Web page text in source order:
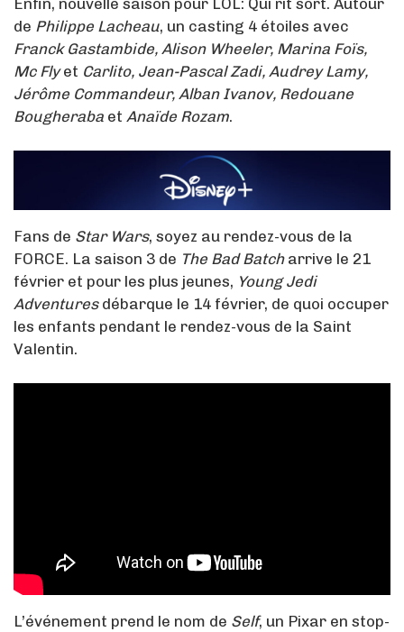
de Philippe Lacheau, un casting 4 étoiles avec
Franck Gastambide, Alison Wheeler, Marina Foïs,
Mc Flyet Carlito, Jean-Pascal Zadi, Audrey Lamy,
Jérôme Commandeur, Alban Ivanov, Redouane
Bougheraba et Anaïde Rozam.
Fans de Star Wars, soyez au rendez-vous de la
FORCE. La saison 3 de The Bad Batcharrive le 21
février et pour les plus jeunes, Young Jedi
Adventuresdébarque le 14 février, de quoi occuper
les enfants pendant le rendez-vous de la Saint
Valentin.
L’événement prend le nom de Self, un Pixar en stop-